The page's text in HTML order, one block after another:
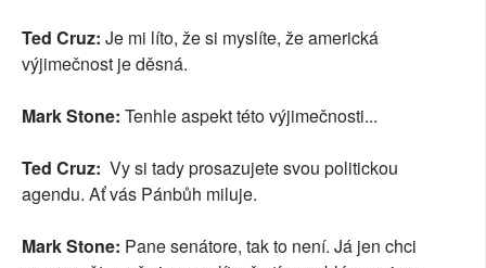
Ted Cruz: Je mi líto, že si myslíte, že americká
výjimečnost je děsná.
Mark Stone: Tenhle aspekt této výjimečnosti...
Ted Cruz: Vy si tady prosazujete svou politickou
agendu. Ať vás Pánbůh miluje.
Mark Stone: Pane senátore, tak to není. Já jen chci